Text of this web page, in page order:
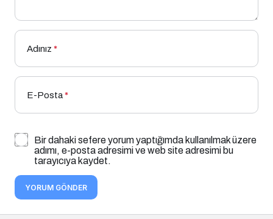
Adınız *
E-Posta*
Bir dahaki sefere yorum yaptığımda kullanılmak üzere
adımı, e-posta adresimi ve web site adresimi bu
tarayıcıya kaydet.
YORUM GÖNDER